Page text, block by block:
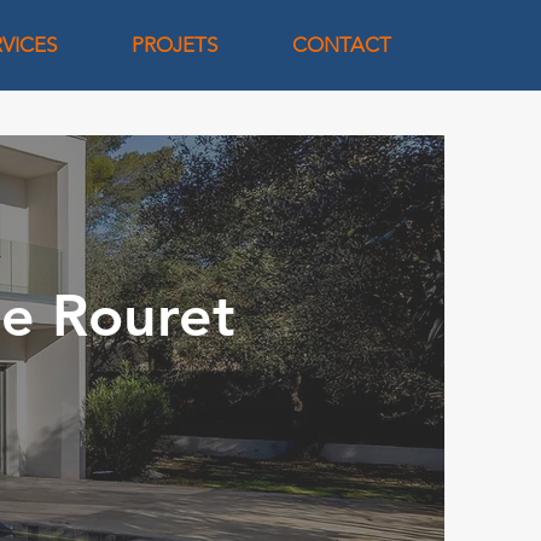
PROJETS CONTACT
Rouret